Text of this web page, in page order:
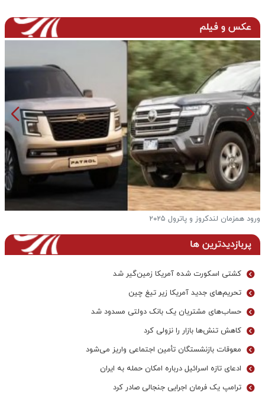
عکس و فیلم
و پاترول ۲۰۲۵
پربازدیدترین ها
کشتی اسکورت شده آمریکا زمین‌گیر شد
تحریم‌های جدید آمریکا زیر تیغ چین
حساب‌های مشتریان یک بانک‌ دولتی مسدود شد
کاهش تنش‌ها بازار را نزولی کرد
معوقات بازنشستگان تأمین اجتماعی واریز می‌شود
ادعای تازه اسرائیل درباره امکان حمله به ایران
ترامپ یک فرمان اجرایی جنجالی صادر کرد